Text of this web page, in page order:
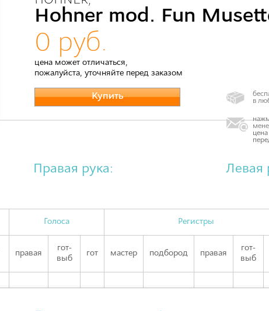
Hohner mod. Fun
0 руб.
цена может отличаться,
пожалуйста, уточняйте перед заказом
Купить
в
Правая рука: Левая
Голоса Регистры
правая
гот-
выб
гот мастер подбород правая
гот-
выб